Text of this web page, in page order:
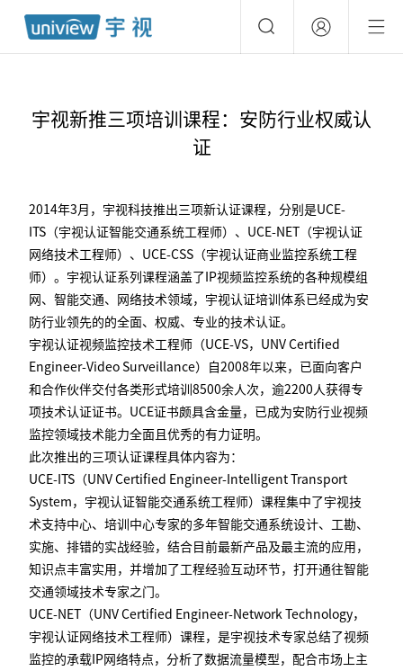
宇视新推三项培训课程：安防行业权威认
证
2014年3月，宇视科技推出三项新认证课程，分别是UCE-
ITS（宇视认证智能交通系统工程师）、UCE-NET（宇视认证
网络技术工程师）、UCE-CSS（宇视认证商业监控系统工程
师）。宇视认证系列课程涵盖了IP视频监控系统的各种规模组
网、智能交通、网络技术领域，宇视认证培训体系已经成为安
防行业领先的的全面、权威、专业的技术认证。
宇视认证视频监控技术工程师（UCE-VS，UNV Certified
Engineer-Video Surveillance）自2008年以来，已面向客户
和合作伙伴交付各类形式培训8500余人次，逾2200人获得专
项技术认证证书。UCE证书颇具含金量，已成为安防行业视频
监控领域技术能力全面且优秀的有力证明。
此次推出的三项认证课程具体内容为：
UCE-ITS（UNV Certified Engineer-Intelligent Transport
System，宇视认证智能交通系统工程师）课程集中了宇视技
术支持中心、培训中心专家的多年智能交通系统设计、工勘、
实施、排错的实战经验，结合目前最新产品及最主流的应用，
知识点丰富实用，并增加了工程经验互动环节，打开通往智能
交通领域技术专家之门。
UCE-NET（UNV Certified Engineer-Network Technology，
宇视认证网络技术工程师）课程，是宇视技术专家总结了视频
监控的承载IP网络特点，分析了数据流量模型，配合市场上主